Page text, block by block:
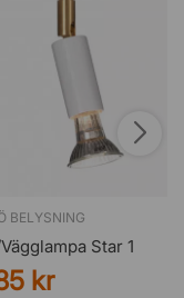
BELYSNING
Star 1
kr